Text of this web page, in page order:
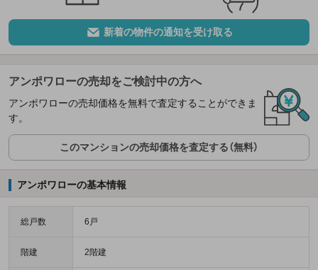
新着の物件の通知を受け取る
アンポワローの売却をご検討中の方へ
アンポワローの売却価格を無料で査定することができま
す。
このマンションの売却価格を査定する（無料）
アンポワローの基本情報
総戸数 6戸
階建 2階建